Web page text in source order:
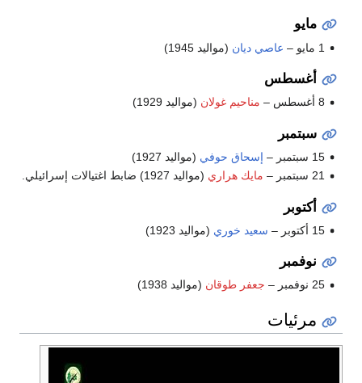
مايو
1 مايو – عاصي ديان (مواليد 1945)
أغسطس
8 أغسطس – مناحيم غولان (مواليد 1929)
سبتمبر
15 سبتمبر – إسحاق حوفي (مواليد 1927)
21 سبتمبر –
مايك هراري (مواليد 1927) ضابط اغتيالات إسرائيلي.
أكتوبر
15 أكتوبر – سعيد خوري (مواليد 1923)
نوفمبر
25 نوفمبر – جعفر طوقان (مواليد 1938)
مرئيات